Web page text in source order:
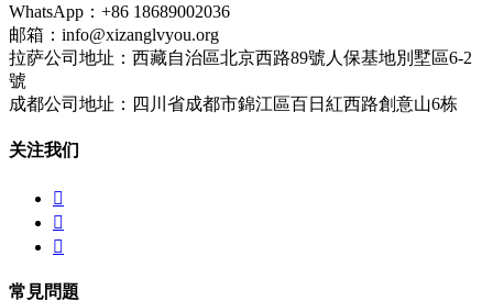
WhatsApp：+86 18689002036
邮箱：info@xizanglvyou.org
拉萨公司地址：西藏自治區北京西路89號人保基地別墅區6-2
號
成都公司地址：四川省成都市錦江區百日紅西路創意山6栋
关注我们



常見問題